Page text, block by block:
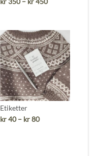
kr 450
Etiketter
kr40 – kr80Prisområde: